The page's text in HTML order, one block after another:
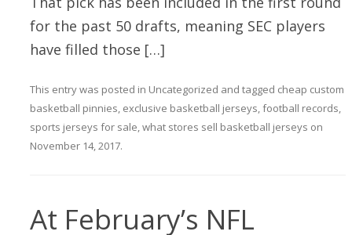
for the past 50 drafts, meaning SEC players
have filled those […]
This entry was posted in Uncategorized and tagged cheap custom
basketball pinnies, exclusive basketball jerseys,football records,
sports jerseys for sale,what stores sell basketball jerseys on
November 14, 2017.
At February’s NFL